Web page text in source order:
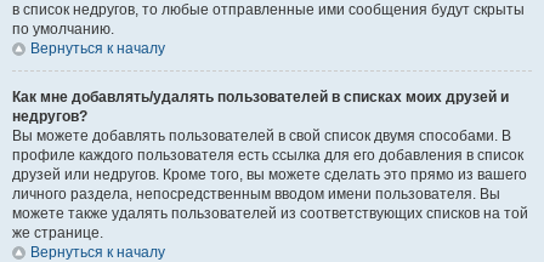
в список недругов, то любые отправленные ими сообщения будут скрыты
по умолчанию.
Вернуться к началу
Как мне добавлять/удалять пользователей в списках моих друзей и
недругов?
Вы можете добавлять пользователей в свой список двумя способами. В
профиле каждого пользователя есть ссылка для его добавления в список
друзей или недругов. Кроме того, вы можете сделать это прямо из вашего
личного раздела, непосредственным вводом имени пользователя. Вы
можете также удалять пользователей из соответствующих списков на той
же странице.
Вернуться к началу